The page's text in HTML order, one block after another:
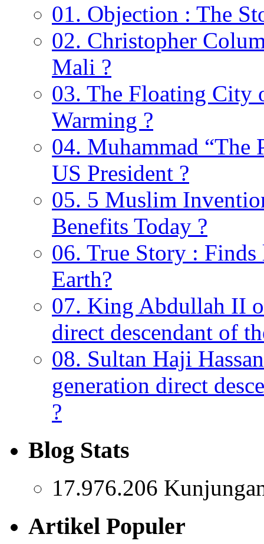
01. Objection : The
02. Christopher
Mali ?
03. The Floating City
Warming ?
04. Muhammad “The
US President ?
05. 5 Muslim
Benefits Today ?
06. True Story :
Earth?
07. King Abdullah II
direct descendant of
08. Sultan Haji
generation direct
?
Blog Stats
17.976.206
Artikel Populer